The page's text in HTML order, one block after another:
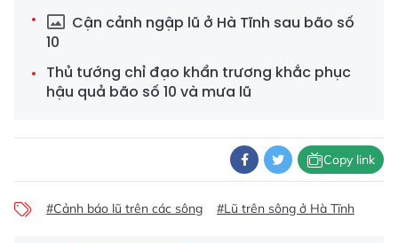
Cận cảnh ngập lũ ở Hà Tĩnh sau bão số
10
Thủ tướng chỉ đạo khẩn trương khắc phục
hậu quả bão số 10 và mưa lũ
Copy link
#Cảnh báo lũ trên các sông #Lũ trên sông ở Hà Tĩnh